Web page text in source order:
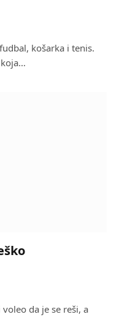
košarka i tenis.
da je se reši, a